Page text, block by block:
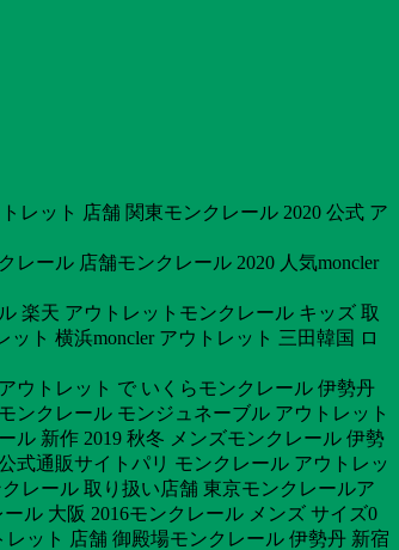
レット 店舗 関東モンクレール 2020 公式 ア
ール 店舗モンクレール 2020 人気moncler
楽天 アウトレットモンクレール キッズ 取
ト 横浜moncler アウトレット 三田韓国 ロ
ウトレット で いくらモンクレール 伊勢丹
ンクレール モンジュネーブル アウトレット
ル 新作 2019 秋冬 メンズモンクレール 伊勢
式通販サイトパリ モンクレール アウトレッ
レール 取り扱い店舗 東京モンクレールア
ル 大阪 2016モンクレール メンズ サイズ0
ット 店舗 御殿場モンクレール 伊勢丹 新宿